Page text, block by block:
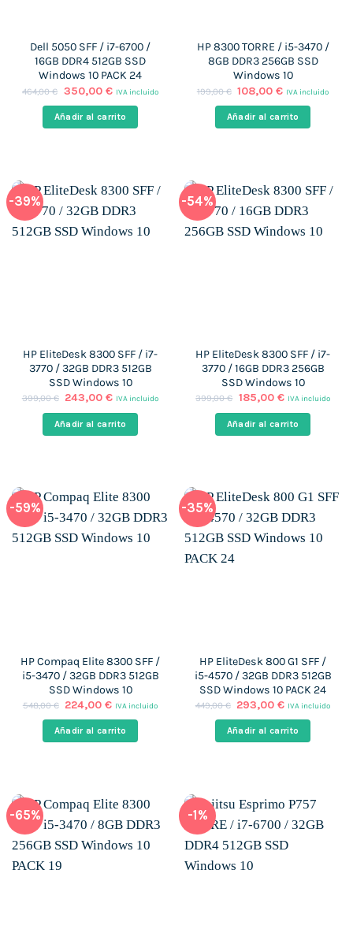
Dell 5050 SFF / i7-6700 /
16GB DDR4 512GB SSD
Windows 10 PACK 24
464,00€ El
original
era:
350,00 €El
actual
es:
IVA incluido
Añadir al carrito
HP 8300 TORRE / i5-3470 /
8GB DDR3 256GB SSD
Windows 10
199,00€ El
original
era:
108,00€El
actual
es:
IVA incluido
Añadir al carrito
-39%
HP EliteDesk 8300 SFF / i7-
3770 / 32GB DDR3 512GB
SSD Windows 10
399,00€ El
original
era:
243,00€El
actual
es:
IVA incluido
Añadir al carrito
-54%
HP EliteDesk 8300 SFF / i7-
3770 / 16GB DDR3 256GB
SSD Windows 10
399,00€ El
original
era:
185,00 €El
actual
es:
IVA incluido
Añadir al carrito
-59%
HP Compaq Elite 8300 SFF /
i5-3470 / 32GB DDR3 512GB
SSD Windows 10
548,00€ El
original
era:
224,00€El
actual
es:
IVA incluido
Añadir al carrito
-35%
HP EliteDesk 800 G1 SFF /
i5-4570 / 32GB DDR3 512GB
SSD Windows 10 PACK 24
449,00€ El
original
era:
293,00€El
actual
es:
IVA incluido
Añadir al carrito
-65% -1%